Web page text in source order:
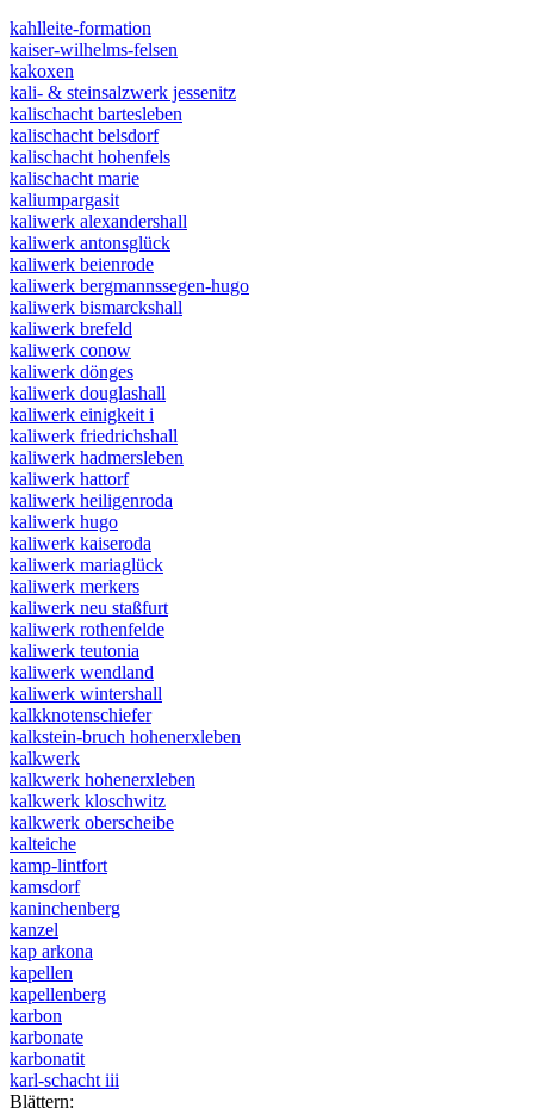
kahlleite-formation
kaiser-wilhelms-felsen
kakoxen
kali- & steinsalzwerk jessenitz
kalischacht bartesleben
kalischacht belsdorf
kalischacht hohenfels
kalischacht marie
kaliumpargasit
kaliwerk alexandershall
kaliwerk antonsglück
kaliwerk beienrode
kaliwerk bergmannssegen-hugo
kaliwerk bismarckshall
kaliwerk brefeld
kaliwerk conow
kaliwerk dönges
kaliwerk douglashall
kaliwerk einigkeit i
kaliwerk friedrichshall
kaliwerk hadmersleben
kaliwerk hattorf
kaliwerk heiligenroda
kaliwerk hugo
kaliwerk kaiseroda
kaliwerk mariaglück
kaliwerk merkers
kaliwerk neu staßfurt
kaliwerk rothenfelde
kaliwerk teutonia
kaliwerk wendland
kaliwerk wintershall
kalkknotenschiefer
kalkstein-bruch hohenerxleben
kalkwerk
kalkwerk hohenerxleben
kalkwerk kloschwitz
kalkwerk oberscheibe
kalteiche
kamp-lintfort
kamsdorf
kaninchenberg
kanzel
kap arkona
kapellen
kapellenberg
karbon
karbonate
karbonatit
karl-schacht iii
Blättern: